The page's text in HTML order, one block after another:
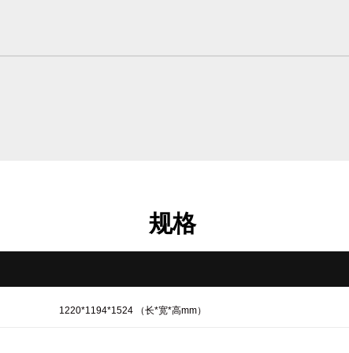
规格
1220*1194*1524 （长*宽*高mm）